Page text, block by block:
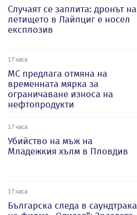
Случаят се заплита: дронът на
летището в Лайпциг е носел
експлозив
17 часа
МС предлага отмяна на
временната мярка за
ограничаване износа на
нефтопродукти
17 часа
Убийство на мъж на
Младежкия хълм в Пловдив
17 часа
Българска следа в саундтрака